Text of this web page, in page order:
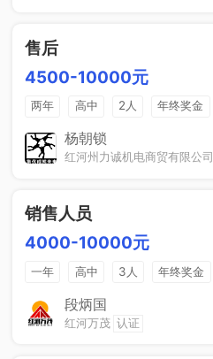
售后
4500-10000元
两年 高中 2人 年终奖金
法定节假日
杨朝锁
红河州力诚机电商贸有限公司
销售人员
4000-10000元
一年 高中 3人 年终奖金
奖励计划段炳国
红河万茂 认证